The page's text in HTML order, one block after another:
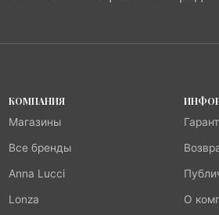
КОМПАНИЯ
Магазины
Все бренды
Anna Lucci
Lonza О